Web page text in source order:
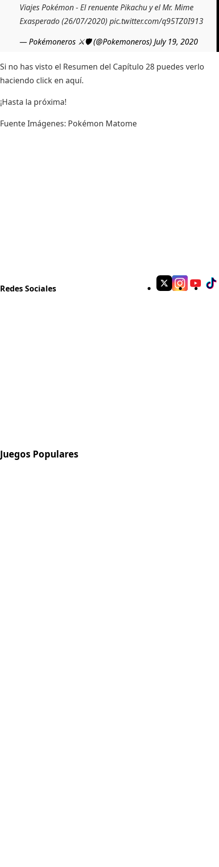
Viajes Pokémon - El renuente Pikachu y el Mr. Mime
Exasperado (26/07/2020) pic.twitter.com/q95TZ0I913
— Pokémoneros ⚔️🛡️ (@Pokemoneros) July 19, 2020
Si no has visto el Resumen del Capítulo 28 puedes verlo
haciendo click en aquí.
¡Hasta la próxima!
Fuente Imágenes: Pokémon Matome
Redes Sociales
Juegos Populares